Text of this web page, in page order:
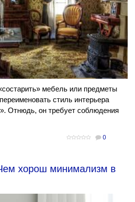
мебель или предметы
стиль интерьера
Отнюдь, он требует соблюдения
0
хорош минимализм в